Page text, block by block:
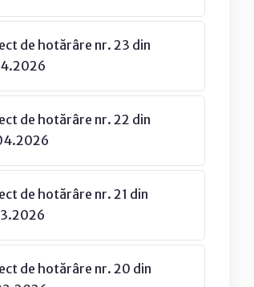
de hotărâre nr. 23 din
de hotărâre nr. 22 din
de hotărâre nr. 21 din
de hotărâre nr. 20 din